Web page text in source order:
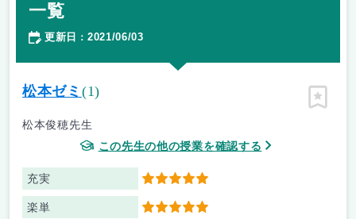
一覧
更新日 ： 2021/06/03
松本ゼミ (1)
松本俊穂先生
この先生の他の授業を確認する
充実 5
楽単 5
ピン留